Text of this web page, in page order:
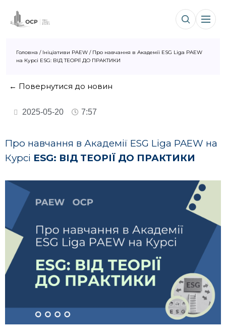
Головна / Ініціативи PAEW / Про навчання в Академії ESG Liga PAEW
на Курсі ESG: ВІД ТЕОРІЇ ДО ПРАКТИКИ
← Повернутися до новин
2025-05-20 7:57
Про навчання в Академії ESG Liga PAEW на
Курсі ESG: ВІД ТЕОРІЇ ДО ПРАКТИКИ